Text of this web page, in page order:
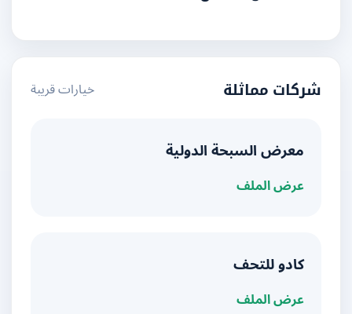
شركات مماثلة خيارات قريبة
معرض السبحة الدولية
عرض الملف
كادو للتحف
عرض الملف